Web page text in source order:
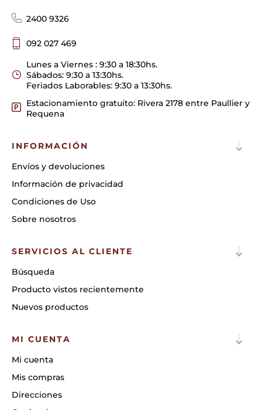
2400 9326
092 027 469
Lunes a Viernes : 9:30 a 18:30hs.
Sábados: 9:30 a 13:30hs.
Feriados Laborables: 9:30 a 13:30hs.
Estacionamiento gratuito: Rivera 2178 entre Paullier y
Requena
INFORMACIÓN
Envíos y devoluciones
Información de privacidad
Condiciones de Uso
Sobre nosotros
SERVICIOS AL CLIENTE
Búsqueda
Producto vistos recientemente
Nuevos productos
MI CUENTA
Mi cuenta
Mis compras
Direcciones